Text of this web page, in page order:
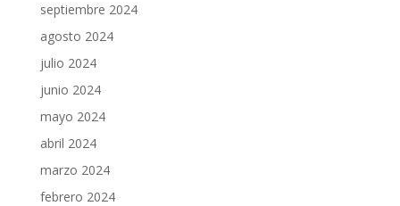
septiembre 2024
agosto 2024
julio 2024
junio 2024
mayo 2024
abril 2024
marzo 2024
febrero 2024